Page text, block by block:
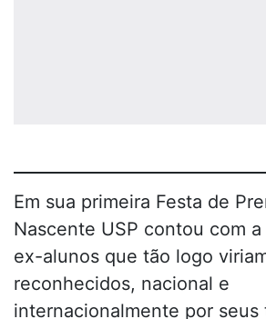
Em sua primeira Festa de
Nascente USP contou com
ex-alunos que tão logo
reconhecidos, nacional e
internacionalmente por seus